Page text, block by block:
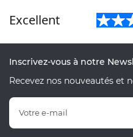
Excellent
Inscrivez-vous à notre
Recevez nos nouveautés et